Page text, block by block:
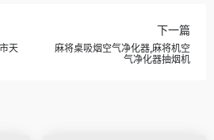
天
下一篇
麻将桌吸烟空气净化器,麻将机空
气净化器抽烟机